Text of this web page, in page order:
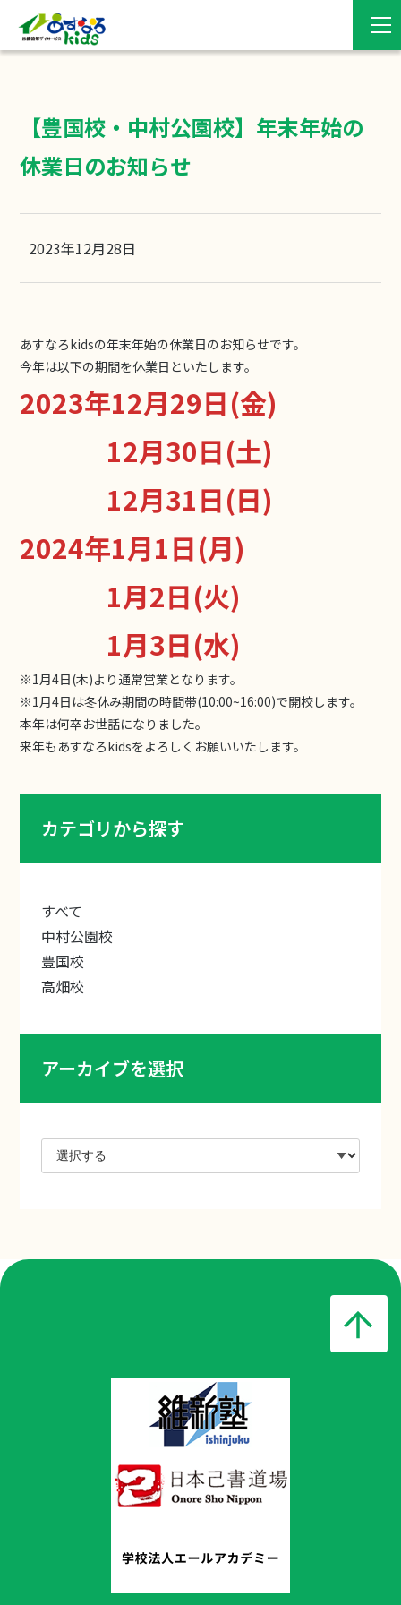
カテゴリから探す
すべて
中村公園校
豊国校
高畑校
アーカイブを選択
【豊国校・中村公園校】年末年始の
休業日のお知らせ
2023年12月28日
あすなろkidsの年末年始の休業日のお知らせです。
今年は以下の期間を休業日といたします。
2023年12月29日(金)
12月30日(土)
12月31日(日)
2024年1月1日(月)
1月2日(火)
1月3日(水)
※1月4日(木)より通常営業となります。
※1月4日は冬休み期間の時間帯(10:00~16:00)で開校します。
本年は何卒お世話になりました。
来年もあすなろkidsをよろしくお願いいたします。